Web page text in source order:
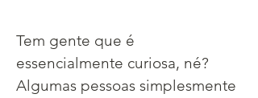
Tem gente que é
essencialmente curiosa, né?
Algumas pessoas simplesmente